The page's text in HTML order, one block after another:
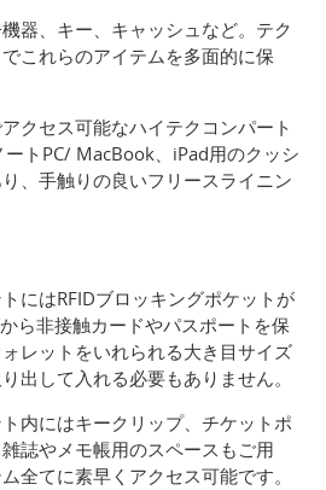
器、キー、キャッシュなど。テク
これらのアイテムを多面的に保
クセス可能なハイテクコンパート
トPC/ MacBook、iPad用のクッシ
、手触りの良いフリースライニン
にはRFIDブロッキングポケットが
ら非接触カードやパスポートを保
レットをいれられる大き目サイズ
出して入れる必要もありません。
内にはキークリップ、チケットポ
誌やメモ帳用のスペースもご用
全てに素早くアクセス可能です。